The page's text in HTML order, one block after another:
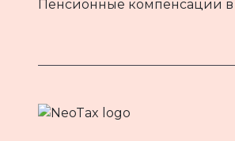
Пенсионные компенсации